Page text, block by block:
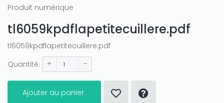
Produit numérique
tl6059kpdflapetitecuillere.pdf
tl6059kpdflapetitecuillere.pdf
Quantité:
+ -
Ajouter au panier